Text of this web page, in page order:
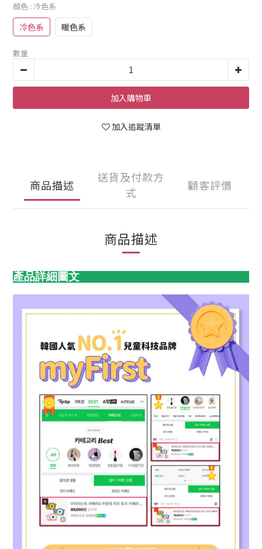
顏色 : 冷色系
冷色系 暖色系
數量
加入購物車
加入追蹤清單
商品描述
送貨及付款方
式
顧客評價
商品描述
產品詳細圖文